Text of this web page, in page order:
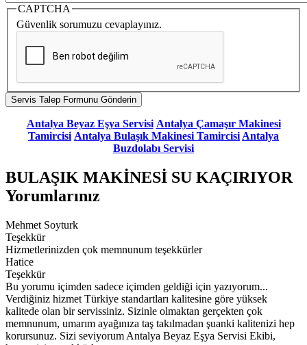
CAPTCHA
Güvenlik sorumuzu cevaplayınız.
Antalya Beyaz Eşya Servisi Antalya Çamaşır Makinesi
Tamircisi Antalya Bulaşık Makinesi TamircisiAntalya
Buzdolabı Servisi
BULAŞIK MAKİNESİ SU KAÇIRIYOR
Yorumlarınız
Mehmet Soyturk
Teşekkür
Hizmetlerinizden çok memnunum teşekkürler
Hatice
Teşekkür
Bu yorumu içimden sadece içimden geldiği için yazıyorum...
Verdiğiniz hizmet Türkiye standartları kalitesine göre yüksek
kalitede olan bir servissiniz. Sizinle olmaktan gerçekten çok
memnunum, umarım ayağınıza taş takılmadan şuanki kalitenizi hep
korursunuz. Sizi seviyorum Antalya Beyaz Eşya Servisi Ekibi,